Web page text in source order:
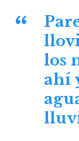
los
ahí